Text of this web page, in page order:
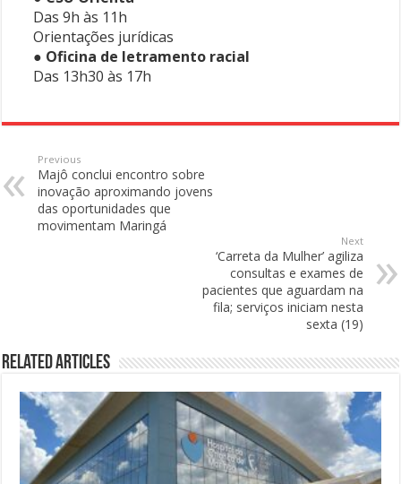
Das 9h às 11h
Orientações jurídicas
● Oficina de letramento racial
Das 13h30 às 17h
Previous
Majô conclui encontro sobre
inovação aproximando jovens
das oportunidades que
movimentam Maringá
Next
‘Carreta da Mulher’ agiliza
consultas e exames de
pacientes que aguardam na
fila; serviços iniciam nesta
sexta (19)
Related Articles